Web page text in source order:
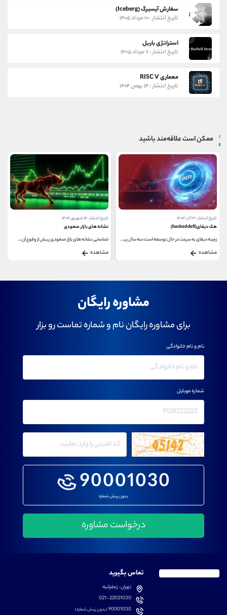
سفارش آیسبرگ (Iceberg)
تاریخ انتشار : ۱۰ مرداد ۱۴۰۵
استراتژی باربل
تاریخ انتشار : ۷ مرداد ۱۴۰۵
معماری RISC V
تاریخ انتشار : ۱۴ بهمن ۱۴۰۴
ممکن است علاقه‌مند باشید
تاریخ انتشار : ۲۶ آذر ۱۴۰۳
هک دیفای(hacked defi)
زمینه دیفای به سرعت در حال توسعه است؛ سه سال پیش...
مشاهده
تاریخ انتشار : ۱۴ شهریور ۱۴۰۴
نشانه های بازار صعودی
شناسایی نشانه های بازار صعودی پیش از وقوع آن،...
مشاهده
مشاوره رایگان
برای مشاوره رایگان نام و شماره تماست رو بزار
90001030
بدون پیش شماره
نام و نام خانوادگی
شماره موبایل
تماس بگیرید
تهران، زعفرانیه
021-22021030
90001030(بدون پیش شماره)